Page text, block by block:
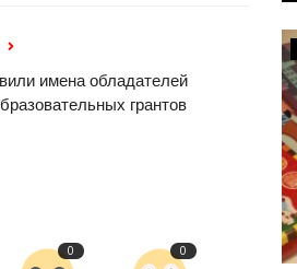
имена обладателей
грантов
0 0